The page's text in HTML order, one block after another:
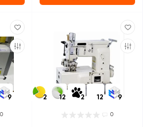
9
0
2 12 2 12 9
0